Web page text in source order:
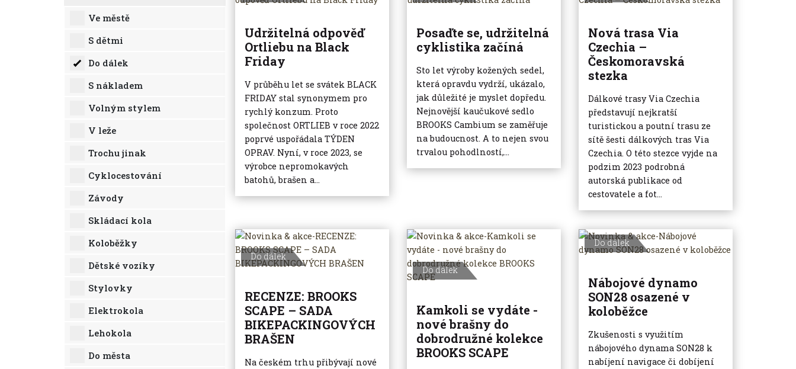
Ve městě
S dětmi
Do dálek
S nákladem
Volným stylem
V leže
Trochu jinak
Cyklocestování
Závody
Skládací kola
Koloběžky
Dětské vozíky
Stylovky
Elektrokola
Lehokola
Do města
Udržitelná odpověď
Ortliebu na Black
Friday
V průběhu let se svátek BLACK
FRIDAY stal synonymem pro
rychlý konzum. Proto
společnost ORTLIEB v roce 2022
poprvé uspořádala TÝDEN
OPRAV. Nyní, v roce 2023, se
výrobce nepromokavých
batohů, brašen a...
Posaďte se, udržitelná
cyklistika začíná
Sto let výroby kožených sedel,
která opravdu vydrží, ukázalo,
jak důležité je myslet dopředu.
Nejnovější kaučukové sedlo
BROOKS Cambium se zaměřuje
na budoucnost. A to nejen svou
trvalou pohodlností,...
Nová trasa Via
Czechia –
Českomoravská
stezka
Dálkové trasy Via Czechia
představují nejkratší
turistickou a poutní trasu ze
sítě šesti dálkových tras Via
Czechia. O této stezce vyjde na
podzim 2023 podrobná
autorská publikace od
cestovatele a fot...
Do dálek
RECENZE: BROOKS
SCAPE – SADA
BIKEPACKINGOVÝCH
BRAŠEN
Na českém trhu přibývají nové
Do dálek
Kamkoli se vydáte -
nové brašny do
dobrodružné kolekce
BROOKS SCAPE
Do dálek
Nábojové dynamo
SON28 osazené v
koloběžce
Zkušenosti s využitím
nábojového dynama SON28 k
nabíjení navigace či dobíjení